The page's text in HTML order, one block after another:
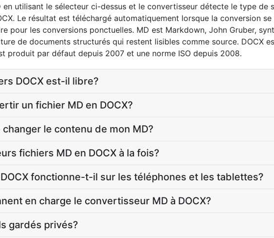
utilisant le sélecteur ci-dessus et le convertisseur détecte le type de
Le résultat est téléchargé automatiquement lorsque la conversion se
pour les conversions ponctuelles. MD est Markdown, John Gruber,
de documents structurés qui restent lisibles comme source. DOCX
produit par défaut depuis 2007 et une norme ISO depuis 2008.
DOCX est-il libre?
un fichier MD en DOCX?
le contenu de mon MD?
fichiers MD en DOCX à la fois?
fonctionne-t-il sur les téléphones et les tablettes?
en charge le convertisseur MD à DOCX?
gardés privés?